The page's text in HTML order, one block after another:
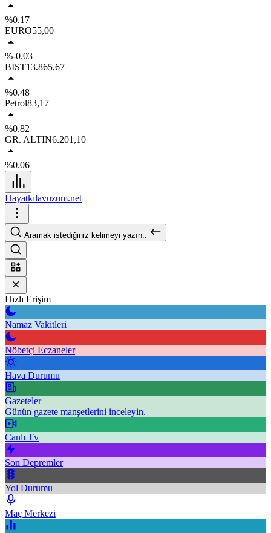
%0.17
EURO55,00
%-0.03
BIST13.865,67
%0.48
Petrol83,17
%0.82
GR. ALTIN6.201,10
%0.06
Hayatkılavuzum.net
Aramak istediğiniz kelimeyi yazın..
Hızlı Erişim
Namaz Vakitleri
Nöbetçi Eczaneler
Hava Durumu
Gazeteler
Günün gazete manşetlerini inceleyin.
Canlı Tv
Son Depremler
Yol Durumu
Maç Merkezi